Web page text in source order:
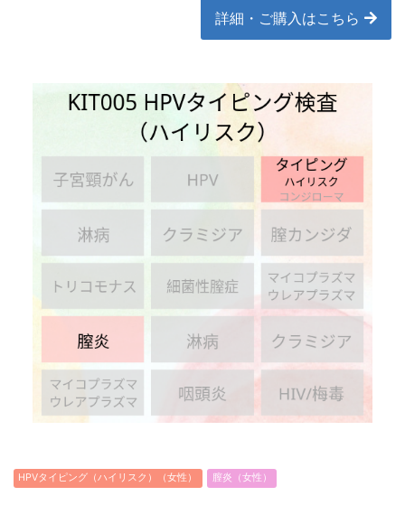
詳細・ご購入はこちら
HPVタイピング（ハイリスク）（女性） 膣炎（女性）